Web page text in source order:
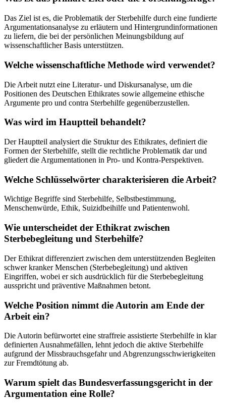
Das Ziel ist es, die Problematik der Sterbehilfe durch eine fundierte
Argumentationsanalyse zu erläutern und Hintergrundinformationen
zu liefern, die bei der persönlichen Meinungsbildung auf
wissenschaftlicher Basis unterstützen.
Welche wissenschaftliche Methode wird verwendet?
Die Arbeit nutzt eine Literatur- und Diskursanalyse, um die
Positionen des Deutschen Ethikrates sowie allgemeine ethische
Argumente pro und contra Sterbehilfe gegenüberzustellen.
Was wird im Hauptteil behandelt?
Der Hauptteil analysiert die Struktur des Ethikrates, definiert die
Formen der Sterbehilfe, stellt die rechtliche Problematik dar und
gliedert die Argumentationen in Pro- und Kontra-Perspektiven.
Welche Schlüsselwörter charakterisieren die Arbeit?
Wichtige Begriffe sind Sterbehilfe, Selbstbestimmung,
Menschenwürde, Ethik, Suizidbeihilfe und Patientenwohl.
Wie unterscheidet der Ethikrat zwischen
Sterbebegleitung und Sterbehilfe?
Der Ethikrat differenziert zwischen dem unterstützenden Begleiten
schwer kranker Menschen (Sterbebegleitung) und aktiven
Eingriffen, wobei er sich ausdrücklich für die Sterbebegleitung
ausspricht und präventive Maßnahmen betont.
Welche Position nimmt die Autorin am Ende der
Arbeit ein?
Die Autorin befürwortet eine straffreie assistierte Sterbehilfe in klar
definierten Ausnahmefällen, lehnt jedoch die aktive Sterbehilfe
aufgrund der Missbrauchsgefahr und Abgrenzungsschwierigkeiten
zur Fremdtötung ab.
Warum spielt das Bundesverfassungsgericht in der
Argumentation eine Rolle?